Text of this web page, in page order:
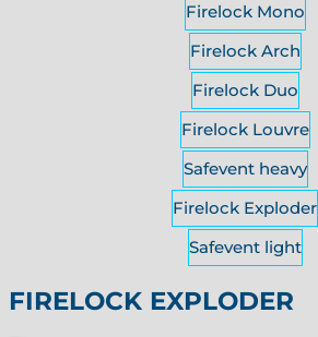
Firelock Mono
Firelock Arch
Firelock Duo
Firelock Louvre
Safevent heavy
Firelock Exploder
Safevent light
FIRELOCK EXPLODER